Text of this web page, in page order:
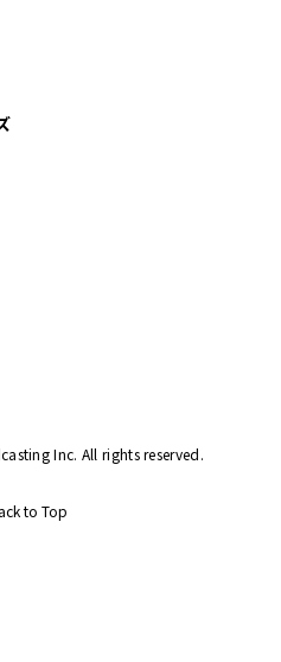
Inc. All rights reserved.
to Top